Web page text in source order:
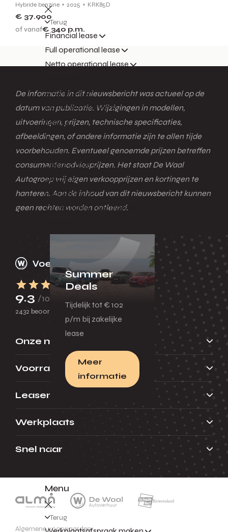
Terug
Financial lease
Full operational lease
Netto operational lease
Shortlease
Mobiliteitsvormen
Menu
Terug
Lease a Bike
Shuttel
Poolbeheer
De mobiliteit voor morgen
Summer
Deals
Tijdelijk tot € 102
p/m bij zakelijke
lease
Meer
informatie
Menu
Terug
Hybride benzine
2025 KRK85D
€ 37.900
of vanaf€ 340 p.m.
De informatie in dit nieuwsbericht was actueel op de
datum van publicatie. Wijzigingen in modellen,
uitvoeringen, prijzen, technische specificaties,
afbeeldingen, of andere informatie zijn te allen tijde
voorbehouden. Eventueel genoemde prijzen betreffen
consumentenadviesprijzen. Het staat De Waal
Autogroep vrij eigen verkoopprijzen en kortingen te
hanteren. Aan de inhoud van dit nieuwsbericht kunnen
geen rechten worden ontleend.
9.3 /10
2432 beoordelingen
Onze merken
Voorraad
Leasen
Werkplaats
Snel naar
Algemene voorwaarden